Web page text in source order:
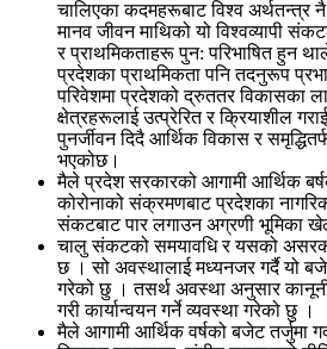
चालिएका कदमहरूबाट विश्व अर्थतन्त्र
मानव जीवन माथिको यो विश्वव्यापी
र प्राथमिकताहरू पुन: परिभाषित हुन
प्रदेशका प्राथमिकता पनि तदनुरूप
परिवेशमा प्रदेशको द्रुततर विकासका
क्षेत्रहरूलाई उत्प्रेरित र क्रियाशील
पुनर्जीवन दिदै आर्थिक विकास र
भएकोछ।
मैले प्रदेश सरकारको आगामी आर्थिक
कोरोनाको संक्रमणबाट प्रदेशका
संकटबाट पार लगाउन अग्रणी भूमिका
चालु संकटको समयावधि र यसको
छ । सो अवस्थालाई मध्यनजर गर्दै यो
गरेको छु । तसर्थ अवस्था अनुसार
गरी कार्यान्वयन गर्ने व्यवस्था गरेको छु ।
मैले आगामी आर्थिक वर्षको बजेट तर्जुमा